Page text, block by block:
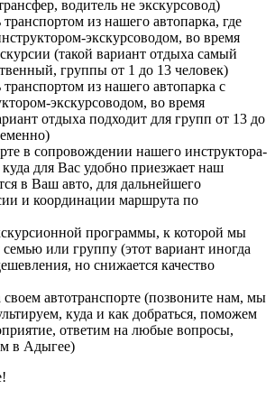
водитель не экскурсовод)
из нашего автопарка, где
экскурсоводом, во время
(такой вариант отдыха самый
группы от 1 до 13 человек)
из нашего автопарка с
экскурсоводом, во время
отдыха подходит для групп от 13 до
в сопровождении нашего инструктора-
куда для Вас удобно приезжает наш
в Ваш авто, для дальнейшего
и координации маршрута по
программы, к которой мы
или группу (этот вариант иногда
но снижается качество
своем автотранспорте (позвоните нам, мы
куда и как добраться, поможем
ответим на любые вопросы,
в Адыгее)